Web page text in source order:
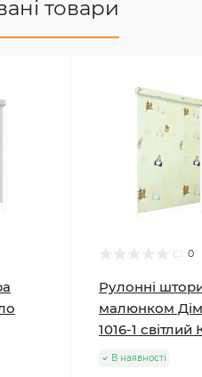
товари
0
Рулонні
малюнком
1016-1 світлий
В наявності